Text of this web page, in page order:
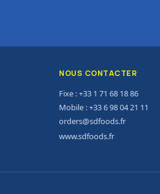
NOUS CONTACTER
Fixe : +33 1 71 68 18 86
Mobile : +33 6 98 04 21 11
orders@sdfoods.fr
www.sdfoods.fr